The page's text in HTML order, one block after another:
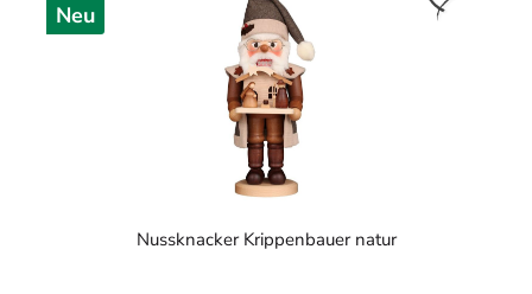
Neu
Nussknacker Krippenbauer natur